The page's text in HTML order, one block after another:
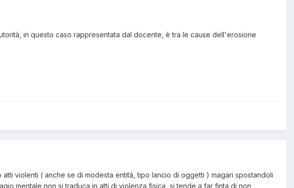
in questo caso rappresentata dal docente, è tra le cause dell'erosione
violenti ( anche se di modesta entità, tipo lancio di oggetti ) magari spostandoli
mentale non si traduca in atti di violenza fisica, si tende a far finta di non